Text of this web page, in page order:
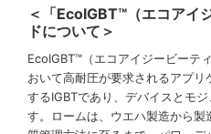
＜「EcoIGBT™（エコアイ
ドについて＞
EcoIGBT™（エコアイジービーテ
おいて高耐圧が要求されるアプ
するIGBTであり、デバイスとモ
す。ロームは、ウエハ製造から